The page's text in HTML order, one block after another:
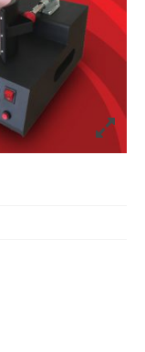
จับคู่
TS55-1800
TS330-1600
จับคู่